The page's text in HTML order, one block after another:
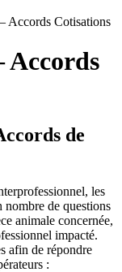
Accords Cotisations
Accords
de
les
nombre de questions
animale concernée,
impacté.
afin de répondre
: